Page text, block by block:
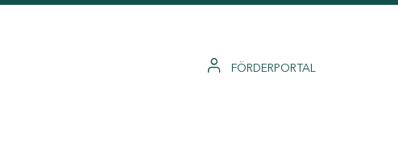
FÖRDERPORTAL